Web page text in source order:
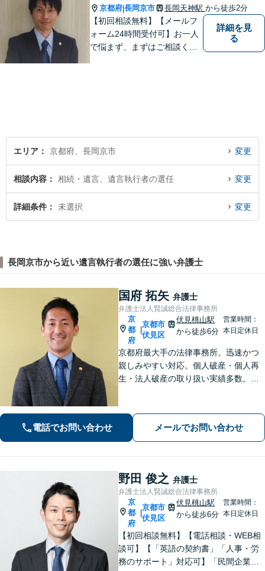
京都府|長岡京市 長岡天神駅 から徒歩2分
【初回相談無料】【メールフ
ォーム24時間受付可】お一人
で悩まず、まずはご相談くだ
詳細を見
る
エリア 京都府、長岡京市 変更
相談内容 相続・遺言、遺言執行者の選任 変更
詳細条件 未選択 変更
長岡京市から近い遺言執行者の選任に強い弁護士
国府 拓矢 弁護士
弁護士法人賢誠総合法律事務所
京
都
府
|
京都市
伏見区
伏見桃山駅
から徒歩6分
営業時間：
本日定休日
京都府最大手の法律事務所。迅速かつ
親しみやすい対応。個人破産・個人再
生・法人破産の取り扱い実績多数。
陵前駅・京阪中書島駅徒歩10分】
電話でお問い合わせ メールでお問い合わせ
野田 俊之 弁護士
弁護士法人賢誠総合法律事務所
京
都
府
|
京都市
伏見区
伏見桃山駅
から徒歩6分
営業時間：
本日定休日
【初回相談無料】【電話相談・WEB相
談可】【「英語の契約書」「人事・労
務のサポート」対応可】「民間企業へ